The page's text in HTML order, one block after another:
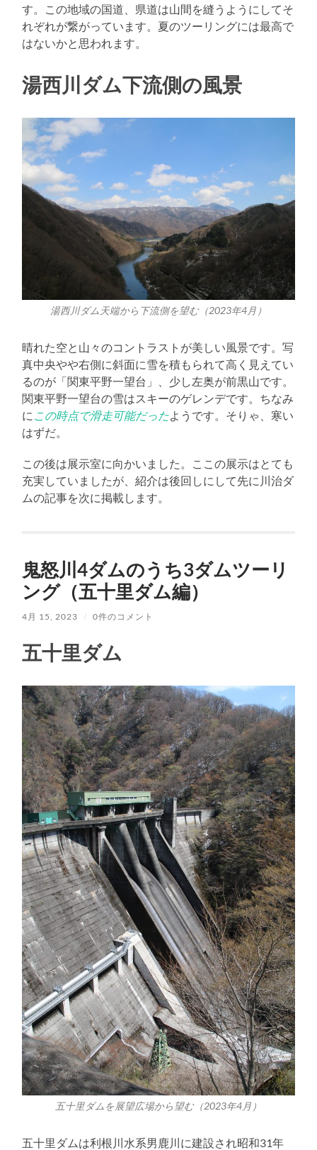
す。この地域の国道、県道は山間を縫うようにしてそ
れぞれが繋がっています。夏のツーリングには最高で
はないかと思われます。
湯西川ダム下流側の風景
湯西川ダム天端から下流側を望む（2023年4月）
晴れた空と山々のコントラストが美しい風景です。写
真中央やや右側に斜面に雪を積もられて高く見えてい
るのが「関東平野一望台」、少し左奥が前黒山です。
関東平野一望台の雪はスキーのゲレンデです。ちなみ
に この時点で滑走可能だったようです。そりゃ、寒い
はずだ。
この後は展示室に向かいました。ここの展示はとても
充実していましたが、紹介は後回しにして先に川治ダ
ムの記事を次に掲載します。
鬼怒川4ダムのうち3ダムツーリ
ング（五十里ダム編）
4月 15, 2023 / 0件のコメント
五十里ダム
五十里ダムを展望広場から望む（2023年4月）
五十里ダムは利根川水系男鹿川に建設され昭和31年